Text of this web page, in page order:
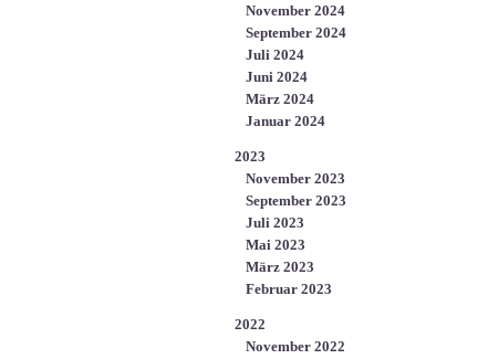
November 2024
September 2024
Juli 2024
Juni 2024
März 2024
Januar 2024
2023
November 2023
September 2023
Juli 2023
Mai 2023
März 2023
Februar 2023
2022
November 2022